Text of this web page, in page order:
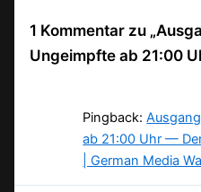
1 Kommentar zu
Ungeimpfte ab 21:00
Pingback:
ab 21:00 Uhr —
| German Media